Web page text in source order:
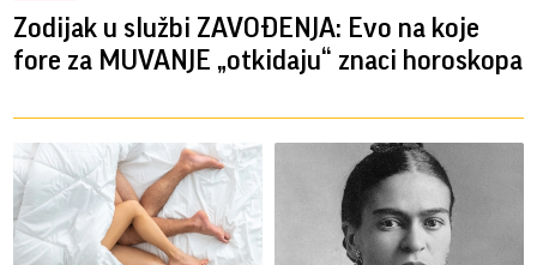
Zodijak u službi ZAVOĐENJA: Evo na koje
fore za MUVANJE „otkidaju“ znaci horoskopa